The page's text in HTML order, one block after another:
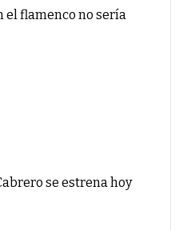
el flamenco no sería
se estrena hoy